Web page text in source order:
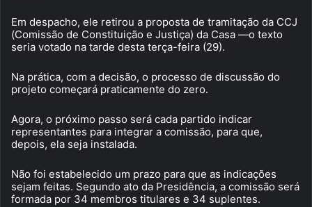
Em despacho, ele retirou a proposta de tramitação da CCJ
(Comissão de Constituição e Justiça) da Casa —o texto
seria votado na tarde desta terça-feira (29).
Na prática, com a decisão, o processo de discussão do
projeto começará praticamente do zero.
Agora, o próximo passo será cada partido indicar
representantes para integrar a comissão, para que,
depois, ela seja instalada.
Não foi estabelecido um prazo para que as indicações
sejam feitas. Segundo ato da Presidência, a comissão será
formada por 34 membros titulares e 34 suplentes.